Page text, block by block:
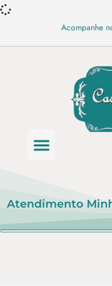
Acompanhe
Atendimento